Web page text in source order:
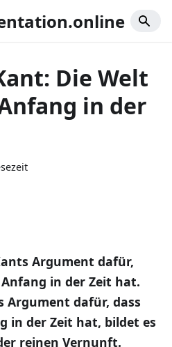
Die Welt
in der
Argument dafür,
in der Zeit hat.
Argument dafür, dass
in der Zeit hat, bildet es
reinen Vernunft.